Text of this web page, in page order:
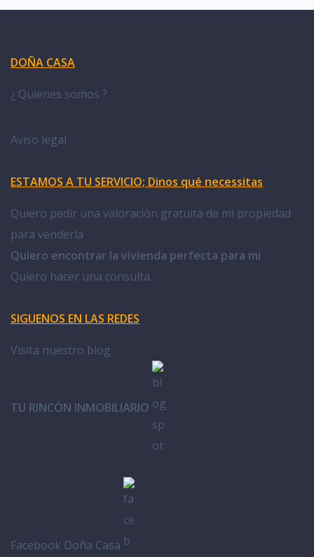
DOÑA CASA
¿ Quienes somos ?
Aviso legal
ESTAMOS A TU SERVICIO; Dinos qué necessitas
Quiero pedir una valoración gratuita de mi propiedad
para venderla
Quiero encontrar la vivienda perfecta para mi
Quiero hacer una consulta
SIGUENOS EN LAS REDES
Visita nuestro blog
TU RINCÓN INMOBILIARIO
Facebook Doña Casa